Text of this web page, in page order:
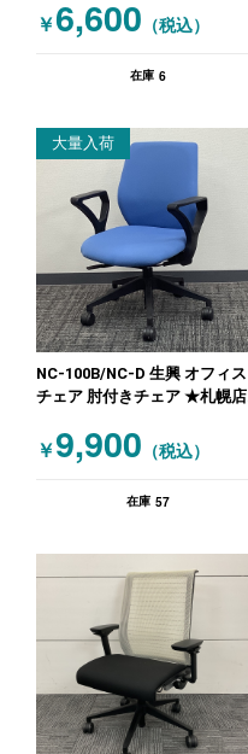
￥6,600 （税込）
在庫 6
大量入荷
NC-100B/NC-D 生興 オフィス
チェア 肘付きチェア ★札幌店
￥9,900 （税込）
在庫 57